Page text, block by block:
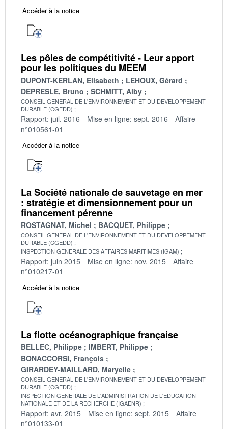
Accéder à la notice
Les pôles de compétitivité - Leur apport
pour les politiques du MEEM
DUPONT-KERLAN, Elisabeth
LEHOUX, Gérard
DEPRESLE, Bruno
SCHMITT, Alby
CONSEIL GENERAL DE L'ENVIRONNEMENT ET DU DEVELOPPEMENT
DURABLE (CGEDD)
Rapport: juil. 2016 Mise en ligne: sept. 2016
Affaire
n°010561-01
Accéder à la notice
La Société nationale de sauvetage en mer
: stratégie et dimensionnement pour un
financement pérenne
ROSTAGNAT, Michel BACQUET, Philippe
CONSEIL GENERAL DE L'ENVIRONNEMENT ET DU DEVELOPPEMENT
DURABLE (CGEDD)
INSPECTION GENERALE DES AFFAIRES MARITIMES (IGAM)
Rapport: juin 2015 Mise en ligne: nov. 2015
Affaire
n°010217-01
Accéder à la notice
La flotte océanographique française
BELLEC, Philippe
IMBERT, Philippe
BONACCORSI, François
GIRARDEY-MAILLARD, Maryelle
CONSEIL GENERAL DE L'ENVIRONNEMENT ET DU DEVELOPPEMENT
DURABLE (CGEDD)
INSPECTION GENERALE DE L'ADMINISTRATION DE L'EDUCATION
NATIONALE ET DE LA RECHERCHE (IGAENR)
Rapport: avr. 2015 Mise en ligne: sept. 2015
Affaire
n°010133-01